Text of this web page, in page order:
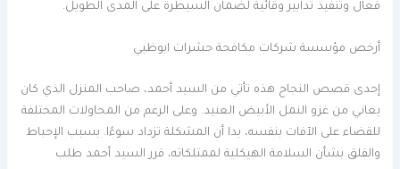
فعال وتنفيذ تدابير وقائية لضمان السيطرة على المدى الطويل.
أرخص مؤسسة شركات مكافحة حشرات ابوظبي
إحدى قصص النجاح هذه تأتي من السيد أحمد، صاحب المنزل الذي كان
يعاني من غزو النمل الأبيض العنيد. وعلى الرغم من المحاولات المختلفة
للقضاء على الآفات بنفسه، بدا أن المشكلة تزداد سوءًا. بسبب الإحباط
والقلق بشأن السلامة الهيكلية لممتلكاته، قرر السيد أحمد طلب